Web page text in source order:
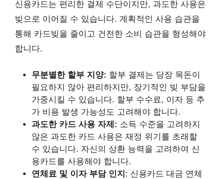
신용카드는 편리한 결제 수단이지만, 과도한 사용은
빚으로 이어질 수 있습니다. 계획적인 사용 습관을
통해 카드빚을 줄이고 건전한 소비 습관을 형성해야
합니다.
무분별한 할부 지양: 할부 결제는 당장 목돈이
필요하지 않아 편리하지만, 장기적인 빚 부담을
가중시킬 수 있습니다. 할부 수수료, 이자 등 추
가 비용 발생 가능성도 고려해야 합니다.
과도한 카드 사용 자제: 소득 수준을 고려하지
않은 과도한 카드 사용은 재정 위기를 초래할
수 있습니다. 자신의 상환 능력을 고려하여 신
용카드를 사용해야 합니다.
연체료 및 이자 부담 인지 : 신용카드 대금 연체